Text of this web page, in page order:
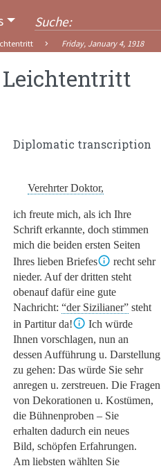
Friday, January 4, 1918
Leichtentritt
Diplomatic transcription
Verehrter Doktor,
ich freute mich, als ich Ihre
Schrift erkannte, doch stimmen
mich die beiden ersten Seiten
Ihres lieben Briefes
recht sehr
nieder. Auf der dritten steht
obenauf dafür eine gute
Nachricht: “der Sizilianer” steht
in Partitur da!
Ich würde
Ihnen vorschlagen, nun an
dessen Aufführung u. Darstellung
zu gehen: Das würde Sie sehr
anregen u. zerstreuen. Die Fragen
von Dekorationen u. Kostümen,
die Bühnenproben – Sie
erhalten dadurch ein neues
Bild, schöpfen Erfahrungen.
Am liebsten wählten Sie